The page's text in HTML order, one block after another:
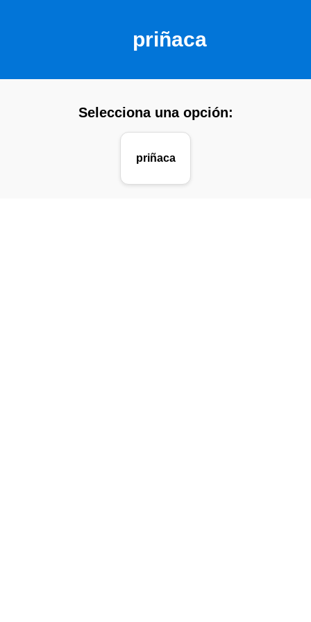
priñaca
Selecciona una opción:
priñaca